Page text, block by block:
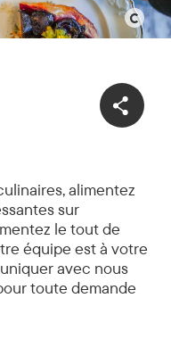
Fizz
alimentez
sur
le tout de
équipe est à votre
avec nous
toute demande